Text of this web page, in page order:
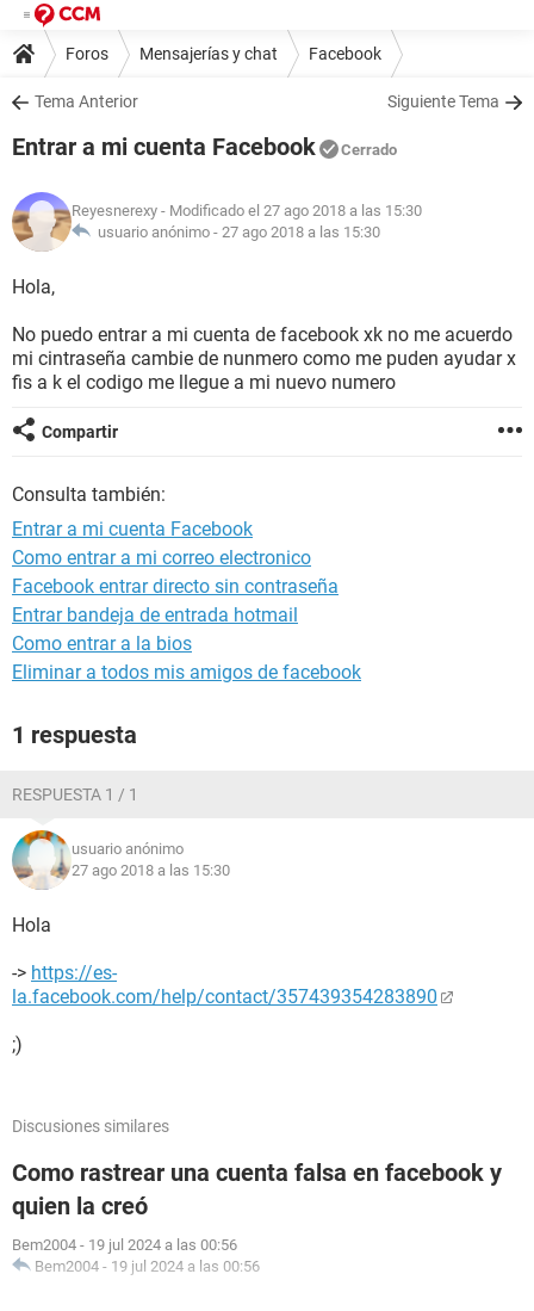
Foros Mensajerías y chat Facebook
Tema Anterior Siguiente Tema
Entrar a mi cuenta Facebook Cerrado
Reyesnerexy - Modificado el 27 ago 2018 a las 15:30
usuario anónimo - 27 ago 2018 a las 15:30
Hola,
No puedo entrar a mi cuenta de facebook xk no me acuerdo
mi cintraseña cambie de nunmero como me puden ayudar x
fis a k el codigo me llegue a mi nuevo numero
Compartir
Consulta también:
Entrar a mi cuenta Facebook
Como entrar a mi correo electronico
Facebook entrar directo sin contraseña
Entrar bandeja de entrada hotmail
Como entrar a la bios
Eliminar a todos mis amigos de facebook
1 respuesta
RESPUESTA 1 / 1
usuario anónimo
27 ago 2018 a las 15:30
Hola
-> https://es-
la.facebook.com/help/contact/357439354283890
;)
Discusiones similares
Como rastrear una cuenta falsa en facebook y
quien la creó
Bem2004 - 19 jul 2024 a las 00:56
Bem2004 - 19 jul 2024 a las 00:56